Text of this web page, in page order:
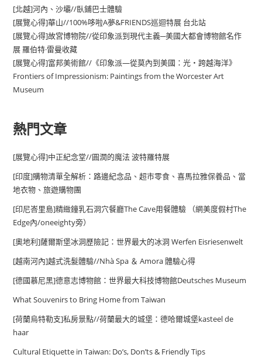
[北越]河內、沙壩//臥鋪巴士體驗
[展覽心得]華山//100%哆啦A夢&FRIENDS巡迴特展 台北站
[展覽心得]故宮博物院//從印象派到現代主義─美國大都會博物館名作
展 羅伯特·雷曼收藏
[展覽心得]富邦美術館//《印象派—從莫內到美國：光・跨越海洋》
Frontiers of Impressionism: Paintings from the Worcester Art
Museum
熱門文章
[展覽心得]中正紀念堂//圓潤的魔法 波特羅特展
[印度]購物清單全解析：路邊紀念品、超市零食、喜馬拉雅保養品、當
地衣物、旅遊購物團
[印尼峇里島]精緻鐘乳石洞穴餐廳The Cave用餐體驗 （網美度假村The
Edge內/oneeighty旁）
[奧地利]薩爾斯堡冰洞歷險記：世界最大的冰洞 Werfen Eisriesenwelt
[越南河內]越式洗髮體驗//Nhà Spa ＆ Amora 體驗心得
[德國慕尼黑]德意志博物館：世界最大科技博物館Deutsches Museum
What Souvenirs to Bring Home from Taiwan
[荷蘭烏特勒支]私房景點//荷蘭最大的城堡：德哈爾城堡kasteel de
haar
Cultural Etiquette in Taiwan: Do’s, Don’ts & Friendly Tips